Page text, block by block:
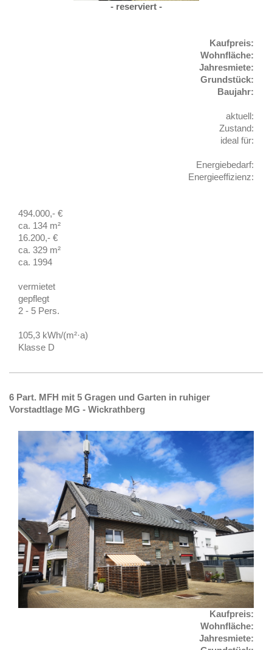
- reserviert -
Kaufpreis:
Wohnfläche:
Jahresmiete:
Grundstück:
Baujahr:
aktuell:
Zustand:
ideal für:
Energiebedarf:
Energieeffizienz:
494.000,- €
ca. 134 m²
16.200,- €
ca. 329 m²
ca. 1994
vermietet
gepflegt
2 - 5 Pers.
105,3 kWh/(m²·a)
Klasse D
6 Part. MFH mit 5 Gragen und Garten in ruhiger
Vorstadtlage MG - Wickrathberg
Kaufpreis:
Wohnfläche:
Jahresmiete: